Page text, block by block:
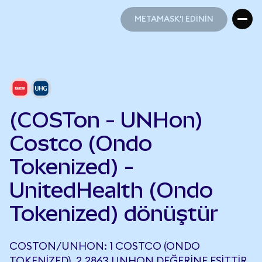
METAMASK'I EDİNİN
(COSTon - UNHon)
Costco (Ondo
Tokenized) -
UnitedHealth (Ondo
Tokenized) dönüştür
COSTON/UNHON: 1 COSTCO (ONDO